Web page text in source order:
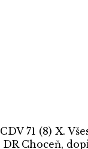
CDV 71 (8) X.
DR Choceň,